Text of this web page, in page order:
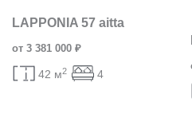
LAPPONIA 57 aitta
от 3 381 000 ₽
42 м2 4